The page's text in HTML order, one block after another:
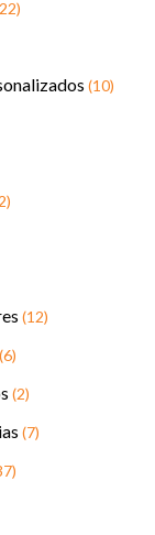
(10)
(12)
(6)
(2)
(7)